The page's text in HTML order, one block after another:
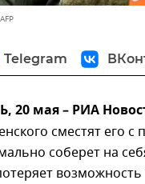
Telegram
20 мая – РИА
сместят его
соберет на
возможность